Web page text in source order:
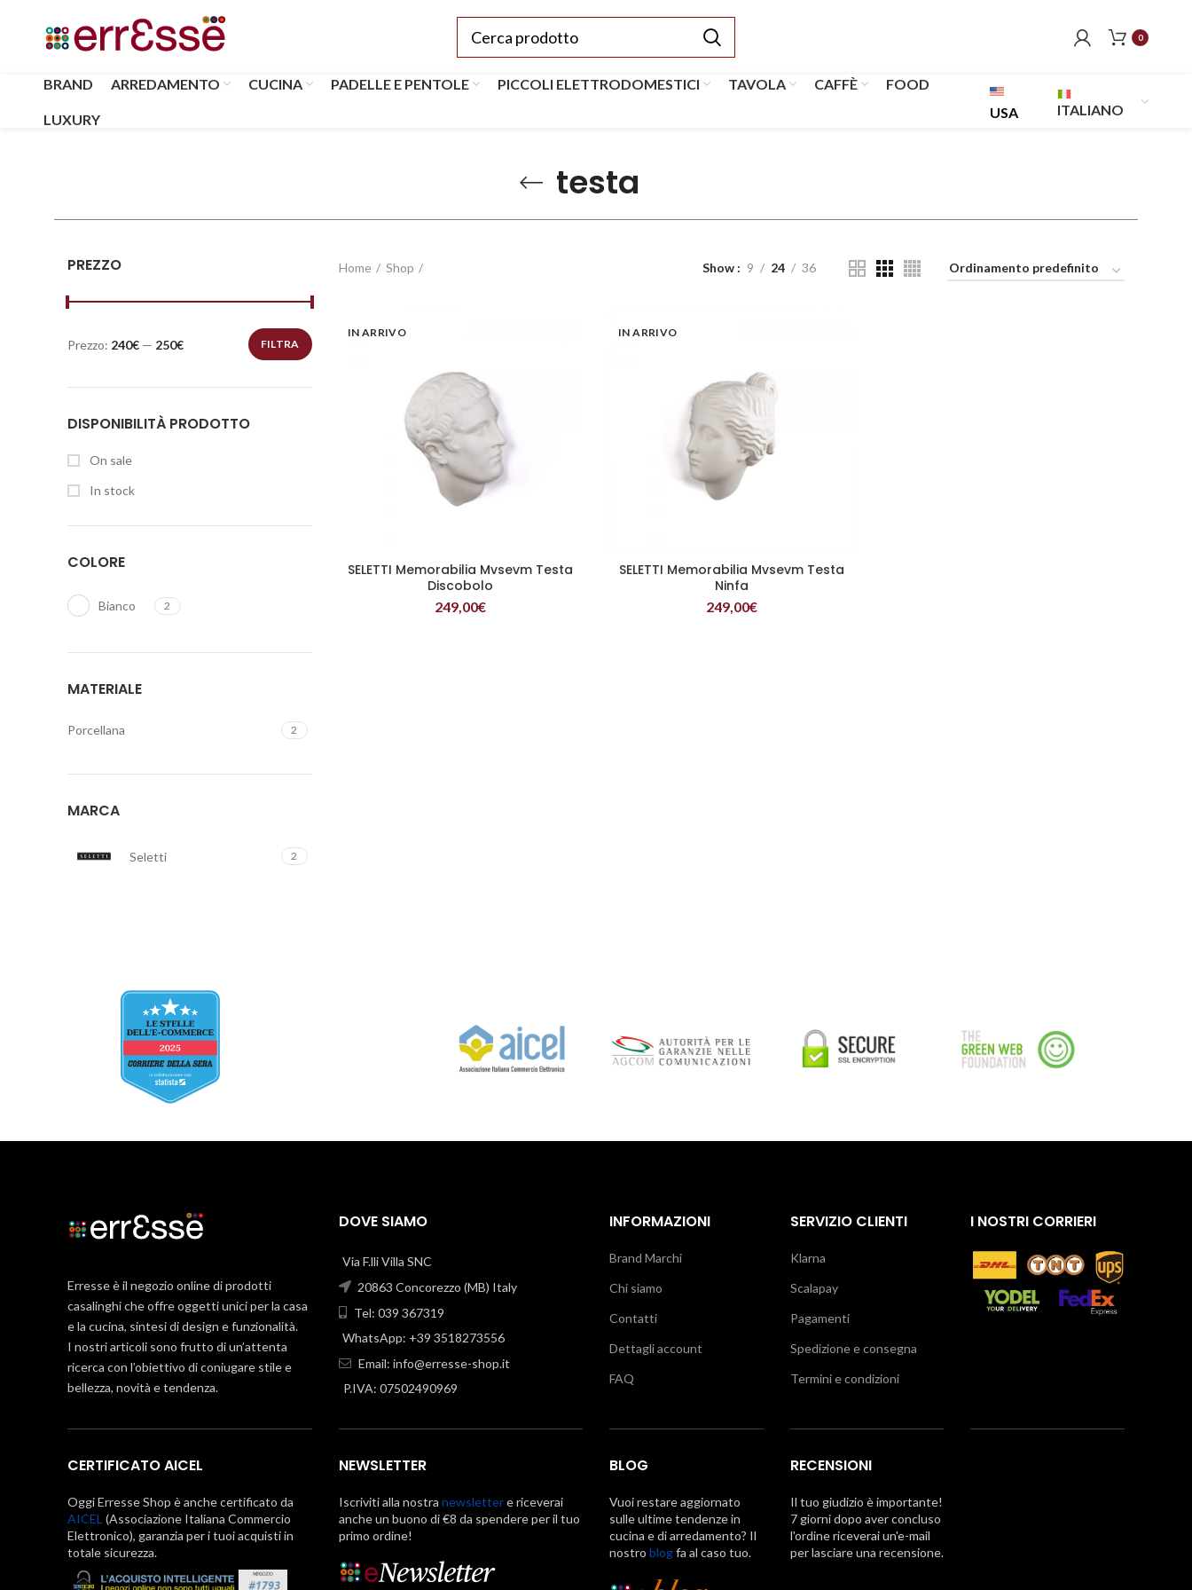
0
BRAND ARREDAMENTO CUCINA PADELLE E PENTOLE PICCOLI ELETTRODOMESTICI TAVOLA CAFFÈ FOOD
LUXURY USA ITALIANO
testa
PREZZO
FILTRA
Prezzo: 240€ — 250€
DISPONIBILITÀ PRODOTTO
On sale
In stock
COLORE
Bianco 2
MATERIALE
Porcellana 2
MARCA
Seletti 2
Home Shop Show 9 24 36
IN ARRIVO
LEGGI TUTTO
SELETTI Memorabilia Mvsevm Testa
Discobolo
249,00€
IN ARRIVO
LEGGI TUTTO
SELETTI Memorabilia Mvsevm Testa
Ninfa
249,00€
Erresse è il negozio online di prodotti
casalinghi che offre oggetti unici per la casa
e la cucina, sintesi di design e funzionalità.
I nostri articoli sono frutto di un’attenta
ricerca con l’obiettivo di coniugare stile e
bellezza, novità e tendenza.
CERTIFICATO AICEL
Oggi Erresse Shop è anche certificato da
AICEL (Associazione Italiana Commercio
Elettronico), garanzia per i tuoi acquisti in
totale sicurezza.
DOVE SIAMO
Via F.lli Villa SNC
20863 Concorezzo (MB) Italy
Tel: 039 367319
WhatsApp: +39 3518273556
Email: info@erresse-shop.it
P.IVA: 07502490969
NEWSLETTER
Iscriviti alla nostra newslettere riceverai
anche un buono di €8 da spendere per il tuo
primo ordine!
INFORMAZIONI
Brand Marchi
Chi siamo
Contatti
Dettagli account
FAQ
BLOG
Vuoi restare aggiornato
sulle ultime tendenze in
cucina e di arredamento? Il
nostro blogfa al caso tuo.
SERVIZIO CLIENTI
Klarna
Scalapay
Pagamenti
Spedizione e consegna
Termini e condizioni
RECENSIONI
Il tuo giudizio è importante!
7 giorni dopo aver concluso
l'ordine riceverai un'e-mail
per lasciare una recensione.
I NOSTRI CORRIERI